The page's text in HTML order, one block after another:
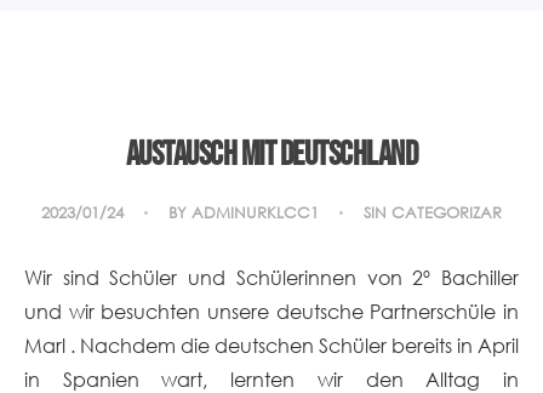
Austausch mit Deutschland
2023/01/24 BY ADMINURKLCC1 SIN CATEGORIZAR
Wir sind Schüler und Schülerinnen von 2º Bachiller
und wir besuchten unsere deutsche Partnerschüle in
Marl . Nachdem die deutschen Schüler bereits in April
in Spanien wart, lernten wir den Alltag in